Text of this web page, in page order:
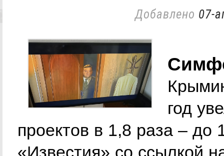
Добавлено 07-
год
проектов в 1,8 раза – до
«Известия» со ссылкой